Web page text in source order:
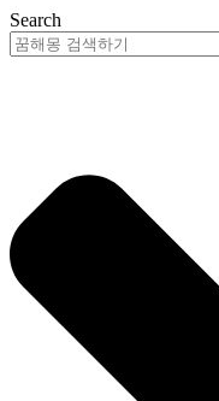
Search